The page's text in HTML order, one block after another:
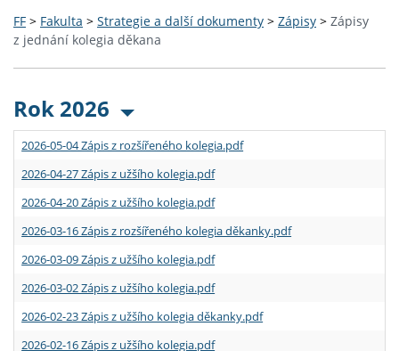
FF > Fakulta > Strategie a další dokumenty > Zápisy > Zápisy
z jednání kolegia děkana
Rok 2026
2026-05-04 Zápis z rozšířeného kolegia.pdf
2026-04-27 Zápis z užšího kolegia.pdf
2026-04-20 Zápis z užšího kolegia.pdf
2026-03-16 Zápis z rozšířeného kolegia děkanky.pdf
2026-03-09 Zápis z užšího kolegia.pdf
2026-03-02 Zápis z užšího kolegia.pdf
2026-02-23 Zápis z užšího kolegia děkanky.pdf
2026-02-16 Zápis z užšího kolegia.pdf